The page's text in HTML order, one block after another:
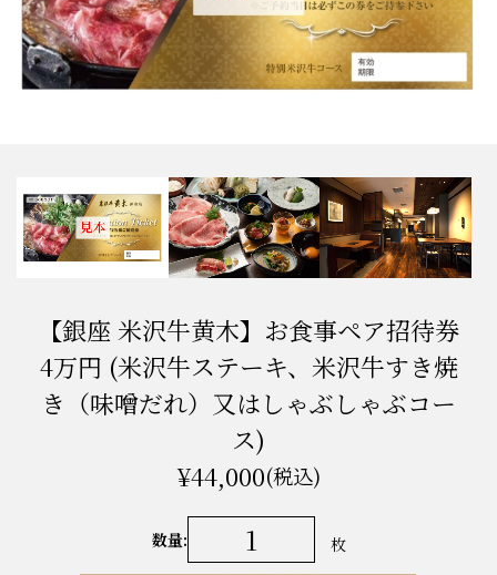
【銀座 米沢牛黄木】お食事ペア招待券
4万円 (米沢牛ステーキ、米沢牛すき焼
き（味噌だれ）又はしゃぶしゃぶコー
ス)
¥44,000(税込)
数量: 枚